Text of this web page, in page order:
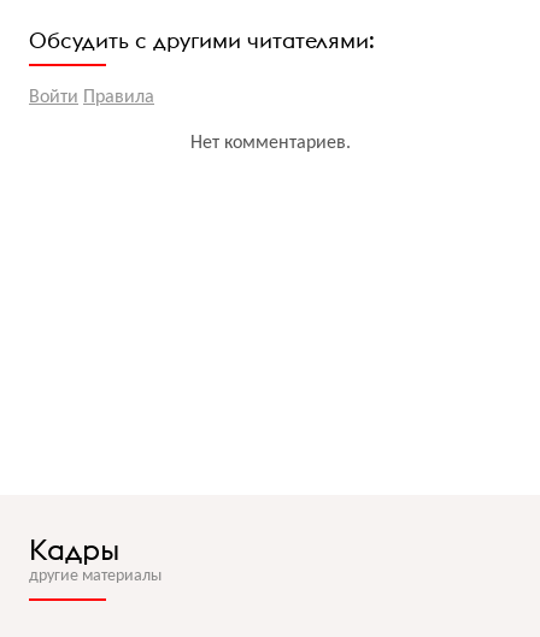
Обсудить с другими читателями:
Войти Правила
Нет комментариев.
Кадры
другие материалы